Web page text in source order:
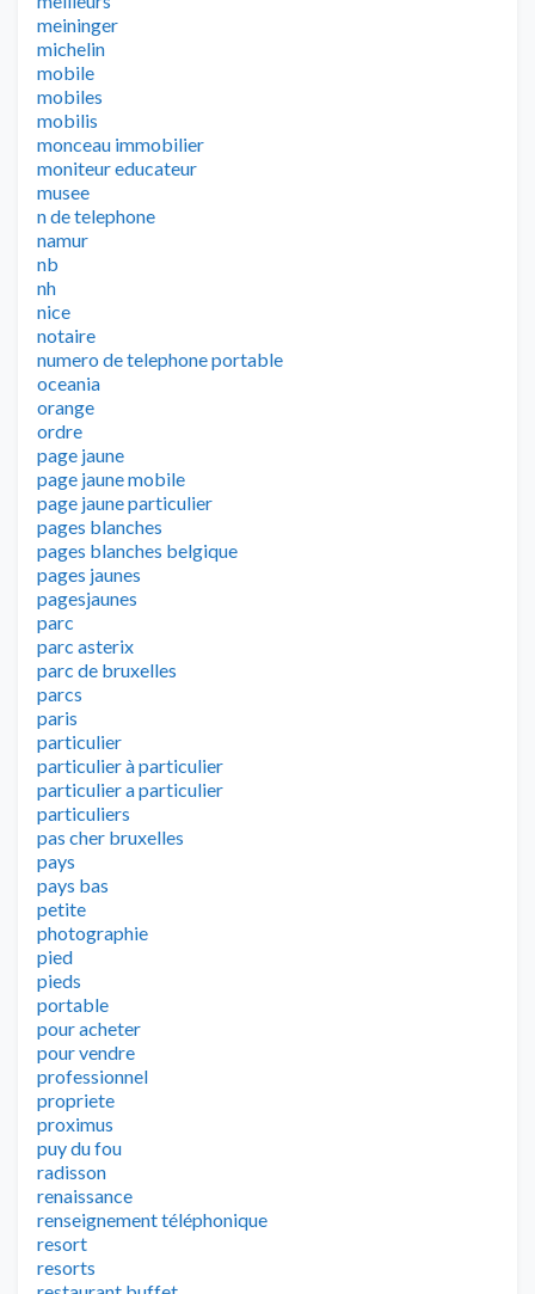
meininger
michelin
mobile
mobiles
mobilis
monceau immobilier
moniteur educateur
musee
n de telephone
namur
nb
nh
nice
notaire
numero de telephone portable
oceania
orange
ordre
page jaune
page jaune mobile
page jaune particulier
pages blanches
pages blanches belgique
pages jaunes
pagesjaunes
parc
parc asterix
parc de bruxelles
parcs
paris
particulier
particulier à particulier
particulier a particulier
particuliers
pas cher bruxelles
pays
pays bas
petite
photographie
pied
pieds
portable
pour acheter
pour vendre
professionnel
propriete
proximus
puy du fou
radisson
renaissance
renseignement téléphonique
resort
resorts